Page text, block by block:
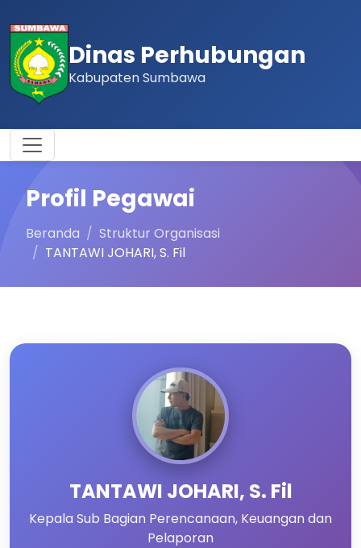
Dinas Perhubungan
Kabupaten Sumbawa
Profil Pegawai
Beranda
Struktur Organisasi
TANTAWI JOHARI, S. Fil
TANTAWI JOHARI, S. Fil
Kepala Sub Bagian Perencanaan, Keuangan dan
Pelaporan